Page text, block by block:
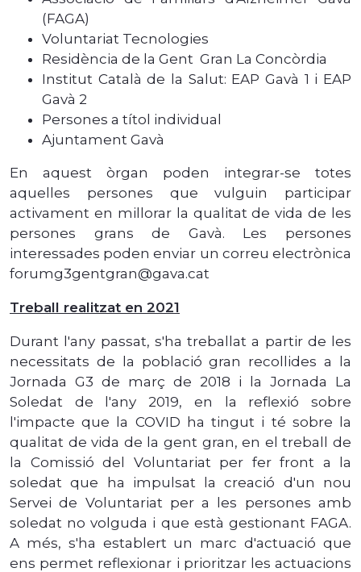
(FAGA)
Voluntariat Tecnologies
Residència de la Gent Gran La Concòrdia
Institut Català de la Salut: EAP Gavà 1 i EAP
Gavà 2
Persones a títol individual
Ajuntament Gavà
En aquest òrgan poden integrar-se totes
aquelles persones que vulguin participar
activament en millorar la qualitat de vida de les
persones grans de Gavà. Les persones
interessades poden enviar un correu electrònica
forumg3gentgran@gava.cat
Treball realitzat en 2021
Durant l'any passat, s'ha treballat a partir de les
necessitats de la població gran recollides a la
Jornada G3 de març de 2018 i la Jornada La
Soledat de l'any 2019, en la reflexió sobre
l'impacte que la COVID ha tingut i té sobre la
qualitat de vida de la gent gran, en el treball de
la Comissió del Voluntariat per fer front a la
soledat que ha impulsat la creació d'un nou
Servei de Voluntariat per a les persones amb
soledat no volguda i que està gestionant FAGA.
A més, s'ha establert un marc d'actuació que
ens permet reflexionar i prioritzar les actuacions